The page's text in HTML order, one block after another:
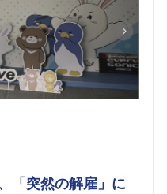
「突然の解雇」に